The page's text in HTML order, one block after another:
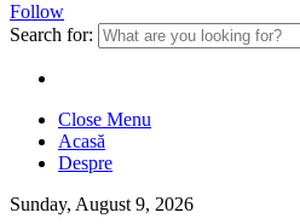
Follow
Search for:
Close Menu
Acasă
Despre
Sunday, August 9, 2026